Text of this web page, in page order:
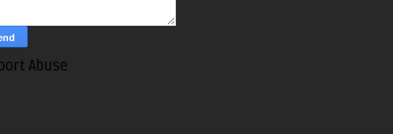
Abuse